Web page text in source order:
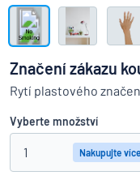
Nenacházíte, co
Zobrazit všechny
Vyžádat
nabídku
Přihlášení
Služby
zákazníkům
Jednotlivec / Podnik
Značení zákazu
Rytí plastového
Vyberte množství
1 Nakupujte